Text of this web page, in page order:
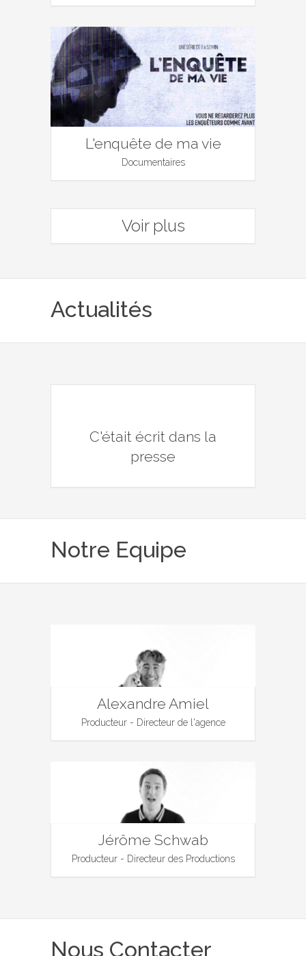
L'enquête de ma vie
Documentaires
Voir plus
Actualités
C'était écrit dans la
presse
Notre Equipe
Alexandre Amiel
Producteur - Directeur de l'agence
Jérôme Schwab
Producteur - Directeur des Productions
Nous Contacter